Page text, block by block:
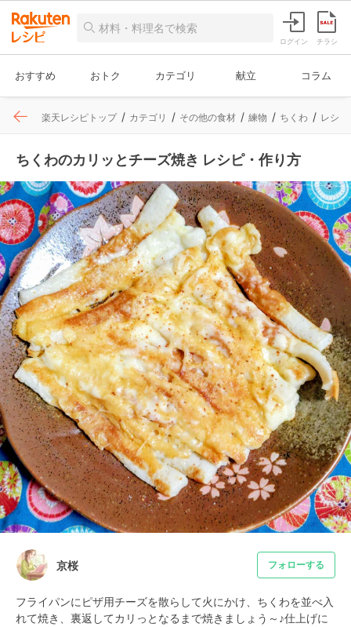
ログイン チラシ
おすすめ おトク カテゴリ 献立 コラム
楽天レシピトップ カテゴリ その他の食材 練物 ちくわ レシ
ちくわのカリッとチーズ焼き レシピ・作り方
京桜 フォローする
フライパンにピザ用チーズを散らして火にかけ、ちくわを並べ入
れて焼き、裏返してカリっとなるまで焼きましょう～♪仕上げに